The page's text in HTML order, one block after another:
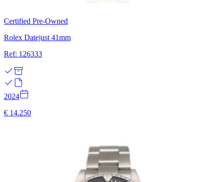
Certified Pre-Owned
Rolex Datejust 41mm
Ref: 126333
2024
€ 14.250